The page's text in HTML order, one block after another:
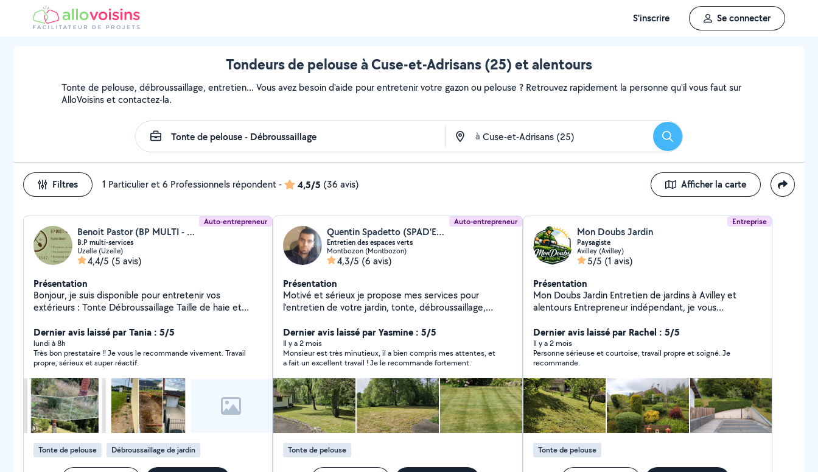
S'inscrire Se connecter
Tondeurs de pelouse à Cuse-et-Adrisans (25) et alentours
Tonte de pelouse, débroussaillage, entretien... Vous avez besoin d'aide pour entretenir votre gazon ou pelouse ? Retrouvez rapidement la personne qu'il vous faut sur
AlloVoisins et contactez-la.
à Rechercher
Filtres 1 Particulier et 6 Professionnels répondent- 4,5/5 (36 avis) Afficher la carte
Auto-entrepreneur
Benoit Pastor (BP MULTI - SERVICES)
B.P multi-services
Uzelle (Uzelle)
4,4/5 (5 avis)
Présentation
Bonjour, je suis disponible pour entretenir vos
extérieurs : Tonte Débroussaillage Taille de haie et
Aménagement extérieur Et autre sur demande
Aménagement intérieur, réseau , branchement égouts
etc
Dernier avis laissé par Tania : 5/5
lundi à 8h
Très bon prestataire !! Je vous le recommande vivement. Travail
propre, sérieux et super réactif.
Tonte de pelouse Débroussaillage de jardin
Auto-entrepreneur
Quentin Spadetto (SPAD'ECO Nature & Jardin)
Entretien des espaces verts
Montbozon (Montbozon)
4,3/5 (6 avis)
Présentation
Motivé et sérieux je propose mes services pour
l'entretien de votre jardin, tonte, débroussaillage,
petit aménagement extérieur.
Dernier avis laissé par Yasmine : 5/5
Il y a 2 mois
Monsieur est très minutieux, il a bien compris mes attentes, et
a fait un excellent travail ! Je le recommande fortement.
Tonte de pelouse
Entreprise
Mon Doubs Jardin
Paysagiste
Avilley (Avilley)
5/5 (1 avis)
Présentation
Mon Doubs Jardin Entretien de jardins à Avilley et
alentours Entrepreneur indépendant, je vous
vos espaces verts. Tonte de pelouse Taille de haies et
arbustes Taille d'arbres fruitiers Débroussaillage
Désherbage Nettoyage de terrasses Évacuation des
déchets verts Remise en état de jardins Sérieux,
ponctuel et équipé de matériel professionnel, je réalise
un travail soigné avec un seul interlocuteur, du devis
jusqu'à l'intervention. Intervention sur Besançon, Vesoul
et les communes environnantes. Crédit d'impôt de 50
% possible selon les prestations éligibles. Devis gratuit
et réponse rapide. N'hésitez pas à me contacter pour
échanger sur vos besoins.
Dernier avis laissé par Rachel : 5/5
Il y a 2 mois
Personne sérieuse et courtoise, travail propre et soigné. Je
recommande.
Tonte de pelouse